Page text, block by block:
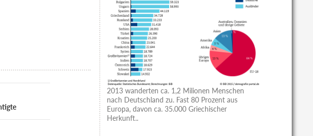
2013 wanderten ca. 1,2 Milionen Menschen
nach Deutschland zu. Fast 80 Prozent aus
Europa, davon ca. 35.000 Griechischer
Herkunft..